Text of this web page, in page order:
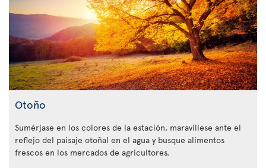
Otoño
Sumérjase en los colores de la estación, maravíllese ante el
reflejo del paisaje otoñal en el agua y busque alimentos
frescos en los mercados de agricultores.